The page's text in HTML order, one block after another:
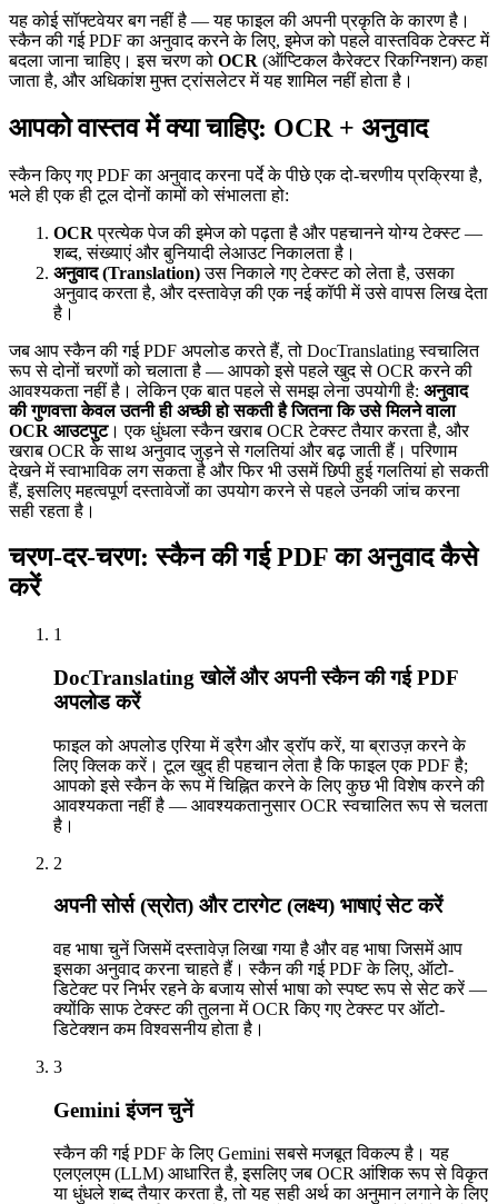
यह कोई सॉफ्टवेयर बग नहीं है — यह फाइल की अपनी प्रकृति के कारण है।
स्कैन की गई PDF का अनुवाद करने के लिए, इमेज को पहले वास्तविक टेक्स्ट में
बदला जाना चाहिए। इस चरण को OCR (ऑप्टिकल कैरेक्टर रिकग्निशन) कहा
जाता है, और अधिकांश मुफ्त ट्रांसलेटर में यह शामिल नहीं होता है।
आपको वास्तव में क्या चाहिए: OCR + अनुवाद
स्कैन किए गए PDF का अनुवाद करना पर्दे के पीछे एक दो-चरणीय प्रक्रिया है,
भले ही एक ही टूल दोनों कामों को संभालता हो:
OCR प्रत्येक पेज की इमेज को पढ़ता है और पहचानने योग्य टेक्स्ट —
शब्द, संख्याएं और बुनियादी लेआउट निकालता है।
अनुवाद (Translation)उस निकाले गए टेक्स्ट को लेता है, उसका
अनुवाद करता है, और दस्तावेज़ की एक नई कॉपी में उसे वापस लिख देता
है।
जब आप स्कैन की गई PDF अपलोड करते हैं, तो DocTranslating स्वचालित
रूप से दोनों चरणों को चलाता है — आपको इसे पहले खुद से OCR करने की
आवश्यकता नहीं है। लेकिन एक बात पहले से समझ लेना उपयोगी है: अनुवाद
की गुणवत्ता केवल उतनी ही अच्छी हो सकती है जितना कि उसे मिलने वाला
OCR आउटपुट। एक धुंधला स्कैन खराब OCR टेक्स्ट तैयार करता है, और
खराब OCR के साथ अनुवाद जुड़ने से गलतियां और बढ़ जाती हैं। परिणाम
देखने में स्वाभाविक लग सकता है और फिर भी उसमें छिपी हुई गलतियां हो सकती
हैं, इसलिए महत्वपूर्ण दस्तावेजों का उपयोग करने से पहले उनकी जांच करना
सही रहता है।
चरण-दर-चरण: स्कैन की गई PDF का अनुवाद कैसे
करें
1
DocTranslating खोलें और अपनी स्कैन की गई PDF
अपलोड करें
फाइल को अपलोड एरिया में ड्रैग और ड्रॉप करें, या ब्राउज़ करने के
लिए क्लिक करें। टूल खुद ही पहचान लेता है कि फाइल एक PDF है;
आपको इसे स्कैन के रूप में चिह्नित करने के लिए कुछ भी विशेष करने की
आवश्यकता नहीं है — आवश्यकतानुसार OCR स्वचालित रूप से चलता
है।
2
अपनी सोर्स (स्रोत) और टारगेट (लक्ष्य) भाषाएं सेट करें
वह भाषा चुनें जिसमें दस्तावेज़ लिखा गया है और वह भाषा जिसमें आप
इसका अनुवाद करना चाहते हैं। स्कैन की गई PDF के लिए, ऑटो-
डिटेक्ट पर निर्भर रहने के बजाय सोर्स भाषा को स्पष्ट रूप से सेट करें —
क्योंकि साफ टेक्स्ट की तुलना में OCR किए गए टेक्स्ट पर ऑटो-
डिटेक्शन कम विश्वसनीय होता है।
3
Gemini इंजन चुनें
स्कैन की गई PDF के लिए Gemini सबसे मजबूत विकल्प है। यह
एलएलएम (LLM) आधारित है, इसलिए जब OCR आंशिक रूप से विकृत
या धुंधले शब्द तैयार करता है, तो यह सही अर्थ का अनुमान लगाने के लिए